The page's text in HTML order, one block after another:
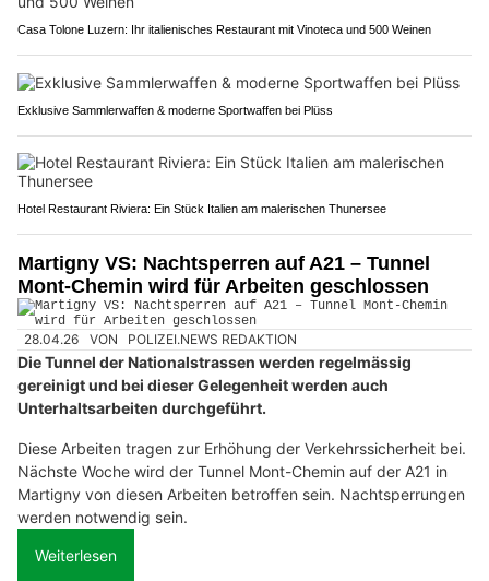
Casa Tolone Luzern: Ihr italienisches Restaurant mit Vinoteca und 500 Weinen
Exklusive Sammlerwaffen & moderne Sportwaffen bei Plüss
Hotel Restaurant Riviera: Ein Stück Italien am malerischen Thunersee
Martigny VS: Nachtsperren auf A21 – Tunnel
Mont-Chemin wird für Arbeiten geschlossen
28.04.26 VON POLIZEI.NEWS REDAKTION
Die Tunnel der Nationalstrassen werden regelmässig
gereinigt und bei dieser Gelegenheit werden auch
Unterhaltsarbeiten durchgeführt.
Diese Arbeiten tragen zur Erhöhung der Verkehrssicherheit bei.
Nächste Woche wird der Tunnel Mont-Chemin auf der A21 in
Martigny von diesen Arbeiten betroffen sein. Nachtsperrungen
werden notwendig sein.
Weiterlesen